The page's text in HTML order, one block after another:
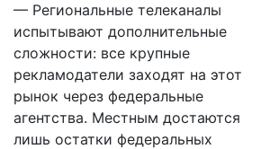
— Региональные телеканалы
испытывают дополнительные
сложности: все крупные
рекламодатели заходят на этот
рынок через федеральные
агентства. Местным достаются
лишь остатки федеральных